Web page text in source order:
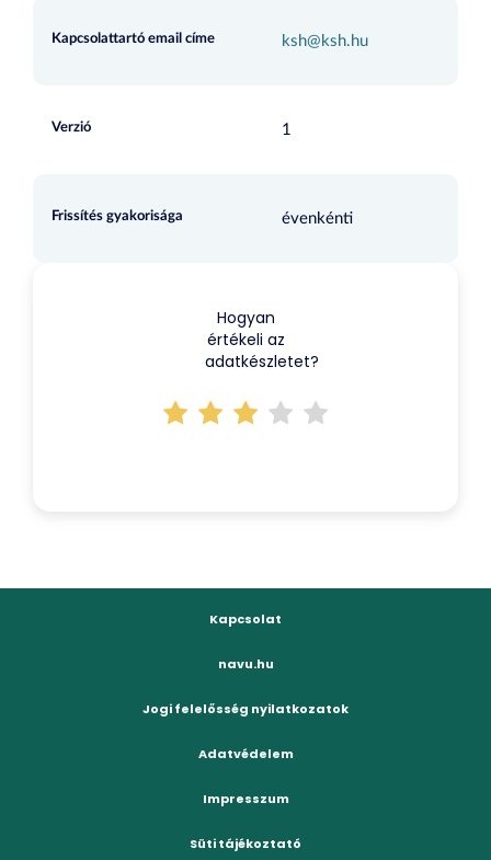
Kapcsolattartó email címe ksh@ksh.hu
Verzió 1
Frissítés gyakorisága évenkénti
Hogyan
értékeli az
adatkészletet?
Kapcsolat
navu.hu
Jogi felelősség nyilatkozatok
Adatvédelem
Impresszum
Süti tájékoztató